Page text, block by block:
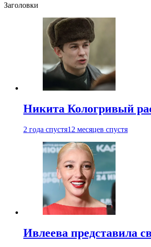
Заголовки
Никита Кологривый
2 года спустя12 месяцев спустя
Ивлеева представила